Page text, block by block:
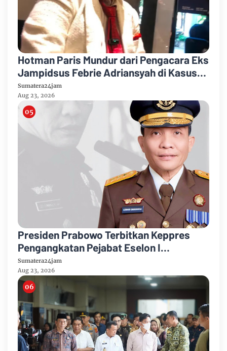
Hotman Paris Mundur dari Pengacara Eks
Jampidsus Febrie Adriansyah di Kasus
Korupsi dan TPPU
Sumatera24jam
Aug 23, 2026
Presiden Prabowo Terbitkan Keppres
Pengangkatan Pejabat Eselon I
Kejaksaan Agung
Sumatera24jam
Aug 23, 2026